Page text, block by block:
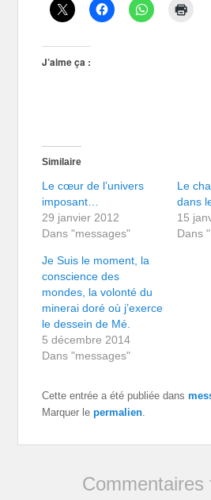
J’aime ça :
Similaire
Le cœur de l’univers
imposant…
29 janvier 2012
Dans "messages"
Le
dans
15
Dans
Je Suis le moment, la
conscience des
mondes, la volonté du
minerai doré où j’exerce
le dessein de Mé.
5 décembre 2014
Dans "messages"
Cette entrée a été publiée dans
Marquer lepermalien.
Commentaires